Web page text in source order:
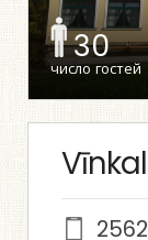
30
число гостей